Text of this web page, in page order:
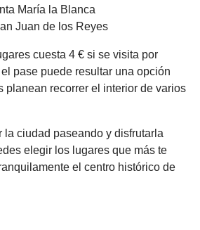
María la Blanca
Juan de los Reyes
cuesta 4 € si se visita por
pase puede resultar una opción
planean recorrer el interior de varios
la ciudad paseando y disfrutarla
elegir los lugares que más te
el centro histórico de